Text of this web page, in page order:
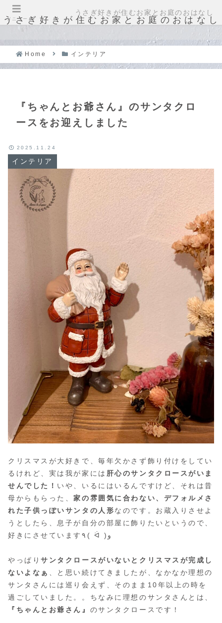
うさぎ好きが住むお家とお庭のおはなし
Home インテリア
『ちゃんとお爺さん』のサンタクロ
ースをお迎えしました
インテリア
2025.11.24
クリスマスが大好きで、毎年欠かさず飾り付けをしてい
るけれど、実は我が家には 肝心のサンタクロースがいま
せんでした！ いや、いるにはいるんですけど、それは昔
母からもらった、家の雰囲気に合わない、デフォルメさ
れた子供っぽいサンタの人形なのです。お蔵入りさせよ
うとしたら、息子が自分の部屋に飾りたいというので、
好きにさせています٩( ᐛ )و
やっぱりサンタクロースがいないとクリスマスが完成し
ないよなぁ
、と思い続けてきましたが、なかなか理想の
サンタさんには巡り会えず、そのまま10年以上の時を
過ごしていました。。ちなみに理想のサンタさんとは、
『ちゃんとお爺さん』 のサンタクロースです！
メニュー
うさぎ好きが住むお家とお庭のおはなし